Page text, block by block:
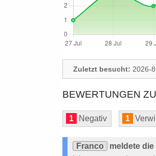
Zuletzt besucht: 2026-
BEWERTUNGEN
1 Negativ 1
Franco
meldete